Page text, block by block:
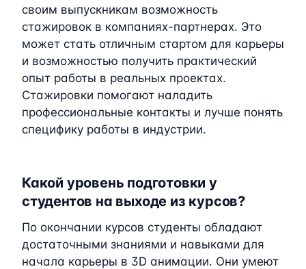
своим выпускникам возможность
стажировок в компаниях-партнерах. Это
может стать отличным стартом для карьеры
и возможностью получить практический
опыт работы в реальных проектах.
Стажировки помогают наладить
профессиональные контакты и лучше понять
специфику работы в индустрии.
Какой уровень подготовки у
студентов на выходе из курсов?
По окончании курсов студенты обладают
достаточными знаниями и навыками для
начала карьеры в 3D анимации. Они умеют